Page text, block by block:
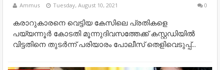
Ammus Tuesday, August 10, 2021 0
കരാറുകാരനെ വെട്ടിയ കേസിലെ പ്രതികളെ
പയ്യന്നൂർ കോടതി മൂന്നുദിവസത്തേക്ക് കസ്റ്റഡിയിൽ
വിട്ടതിനെ തുടർന്ന് പരിയാരം പോലീസ് തെളിവെടുപ്പ്...